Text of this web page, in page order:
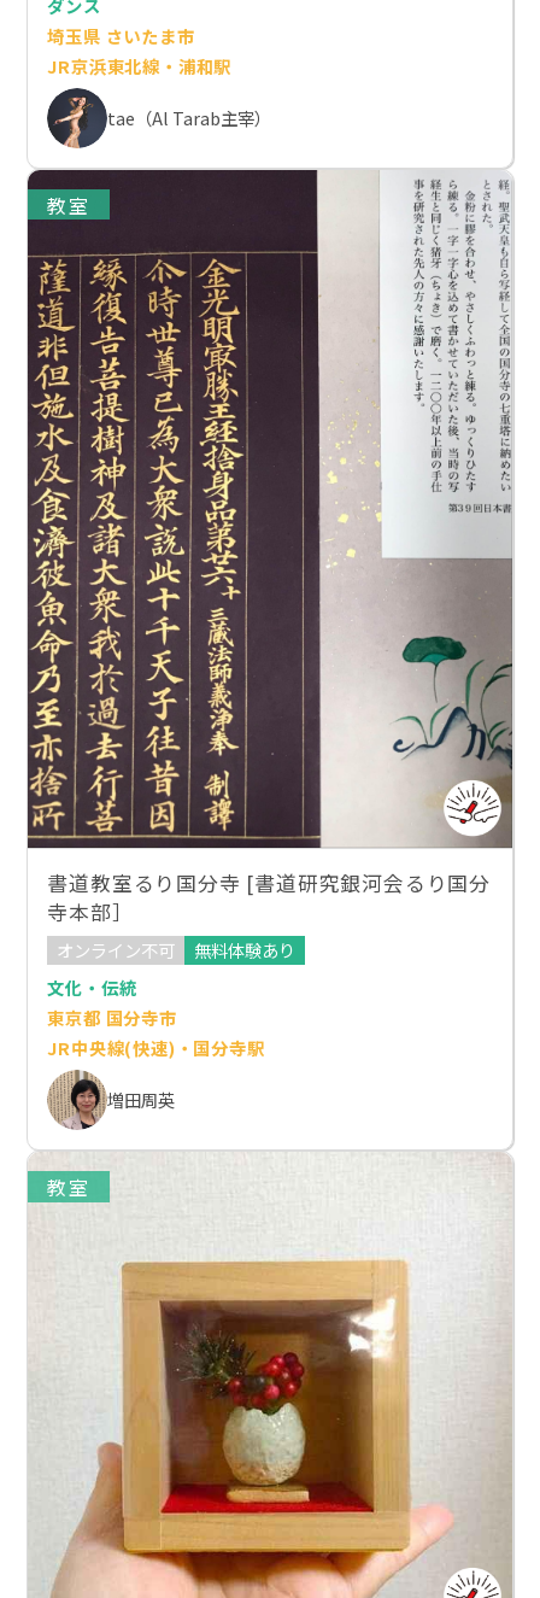
ダンス
埼玉県 さいたま市
JR京浜東北線・浦和駅
tae（Al Tarab主宰）
教室
書道教室るり国分寺 [書道研究銀河会るり国分
寺本部］
オンライン不可
無料体験あり
文化・伝統
東京都 国分寺市
JR中央線(快速)・国分寺駅
増田周英
教室